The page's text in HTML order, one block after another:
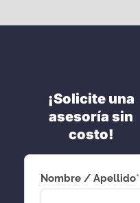
¡Solicite una
asesoría sin
costo!
Nombre / Apellido*